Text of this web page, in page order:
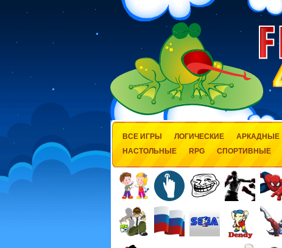
ВСЕ ИГРЫ ЛОГИЧЕСКИЕ АРКАДНЫЕ
НАСТОЛЬНЫЕ
RPG СПОРТИВНЫЕ